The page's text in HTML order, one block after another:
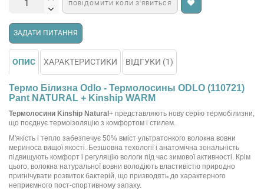
ПОВІДОМИТИ КОЛИ З’ЯВИТЬСЯ
ЗАДАТИ ПИТАННЯ
ОПИС ХАРАКТЕРИСТИКИ ВІДГУКИ (1)
Термо Білизна Odlo - Термолосины ODLO (110721)
Pant NATURAL + Kinship WARM
Термолосини Kinship Natural+ представляють нову серію термобілизни,
що поєднує термоізоляцію з комфортом і стилем.
М'якість і тепло забезпечує 50% вміст ультратонкого волокна вовни
мериноса вищої якості. Безшовна техології і анатомічна зональність
підвищують комфорт і регуляцію вологи під час зимової активності. Крім
цього, волокна натуральної вовни володіють властивістю природно
пригнічувати розвиток бактерій, що призводять до характерного
неприємного пост-спортивному запаху.